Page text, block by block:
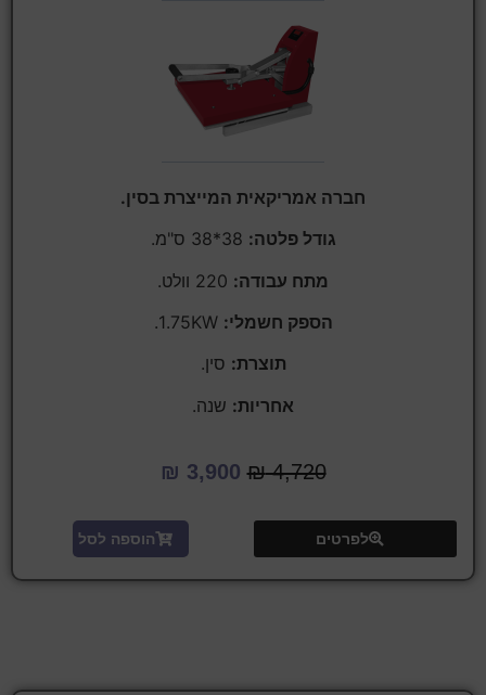
חברה אמריקאית המייצרת בסין.
גודל פלטה:
מתח עבודה:
הספק חשמלי: 1.75KW.
תוצרת: סין.
אחריות: שנה.
₪4,720
₪ 3,900
לפרטים הוספה לסל